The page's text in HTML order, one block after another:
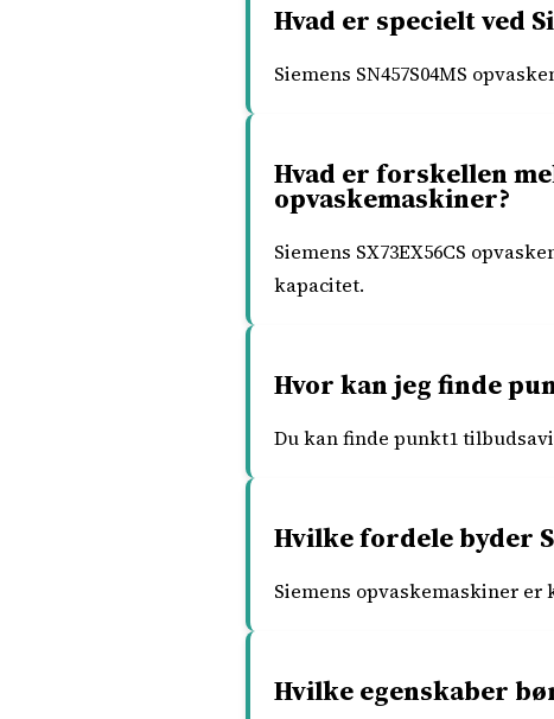
Hvad er specielt ved
Siemens SN457S04MS
Hvad er forskellen
opvaskemaskiner?
Siemens SX73EX56CS
kapacitet.
Hvor kan jeg finde
Du kan finde punkt1
Hvilke fordele byder
Siemens opvaskemaskiner
Hvilke egenskaber